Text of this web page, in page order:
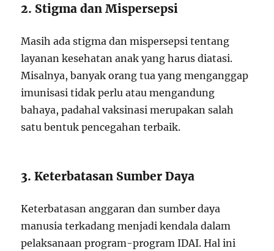
2. Stigma dan Mispersepsi
Masih ada stigma dan mispersepsi tentang
layanan kesehatan anak yang harus diatasi.
Misalnya, banyak orang tua yang menganggap
imunisasi tidak perlu atau mengandung
bahaya, padahal vaksinasi merupakan salah
satu bentuk pencegahan terbaik.
3. Keterbatasan Sumber Daya
Keterbatasan anggaran dan sumber daya
manusia terkadang menjadi kendala dalam
pelaksanaan program-program IDAI. Hal ini